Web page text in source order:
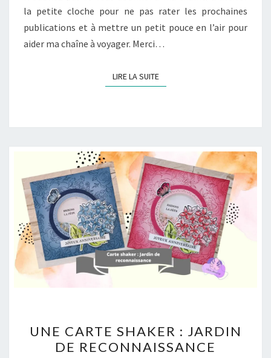
la petite cloche pour ne pas rater les prochaines
publications et à mettre un petit pouce en l’air pour
aider ma chaîne à voyager. Merci…
LIRE LA SUITELIRE LA SUITE
CARTE
SHAKER
UNE CARTE SHAKER : JARDIN
DE RECONNAISSANCE